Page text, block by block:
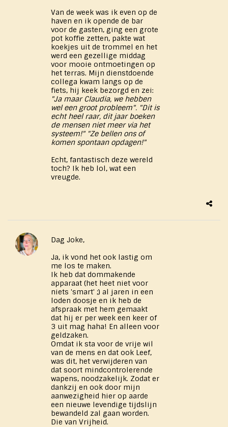
Van de week was ik even op de
haven en ik opende de bar
voor de gasten, ging een grote
pot koffie zetten, pakte wat
koekjes uit de trommel en het
werd een gezellige middag
voor mooie ontmoetingen op
het terras. Mijn dienstdoende
collega kwam langs op de
fiets, hij keek bezorgd en zei:
"Ja maar Claudia, we hebben
wel een groot probleem". "Dit is
echt heel raar, dit jaar boeken
de mensen niet meer via het
systeem!" "Ze bellen ons of
komen spontaan opdagen!"
Echt, fantastisch deze wereld
toch? Ik heb lol, wat een
vreugde.
Dag Joke,
Ja, ik vond het ook lastig om
me los te maken.
Ik heb dat dommakende
apparaat (het heet niet voor
niets 'smart' ;) al jaren in een
loden doosje en ik heb de
afspraak met hem gemaakt
dat hij er per week een keer of
3 uit mag haha! En alleen voor
geldzaken.
Omdat ik sta voor de vrije wil
van de mens en dat ook Leef,
was dit, het verwijderen van
dat soort mindcontrolerende
wapens, noodzakelijk. Zodat er
dankzij en ook door mijn
aanwezigheid hier op aarde
een nieuwe levendige tijdslijn
bewandeld zal gaan worden.
Die van Vrijheid.